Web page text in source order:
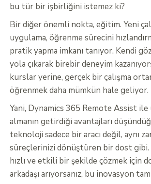
bu tür bir işbirliğini istemez ki?
Bir diğer önemli nokta, eğitim. Yeni
uygulama, öğrenme sürecini
pratik yapma imkanı tanıyor. Kendi
yola çıkarak birebir deneyim
kurslar yerine, gerçek bir çalışma
öğrenmek daha mümkün hale geliyor.
Yani, Dynamics 365 Remote Assist
almanın getirdiği avantajları
teknoloji sadece bir aracı değil, aynı
süreçlerinizi dönüştüren bir dost gibi.
hızlı ve etkili bir şekilde çözmek için
arkadaşı arıyorsanız, bu inovasyon